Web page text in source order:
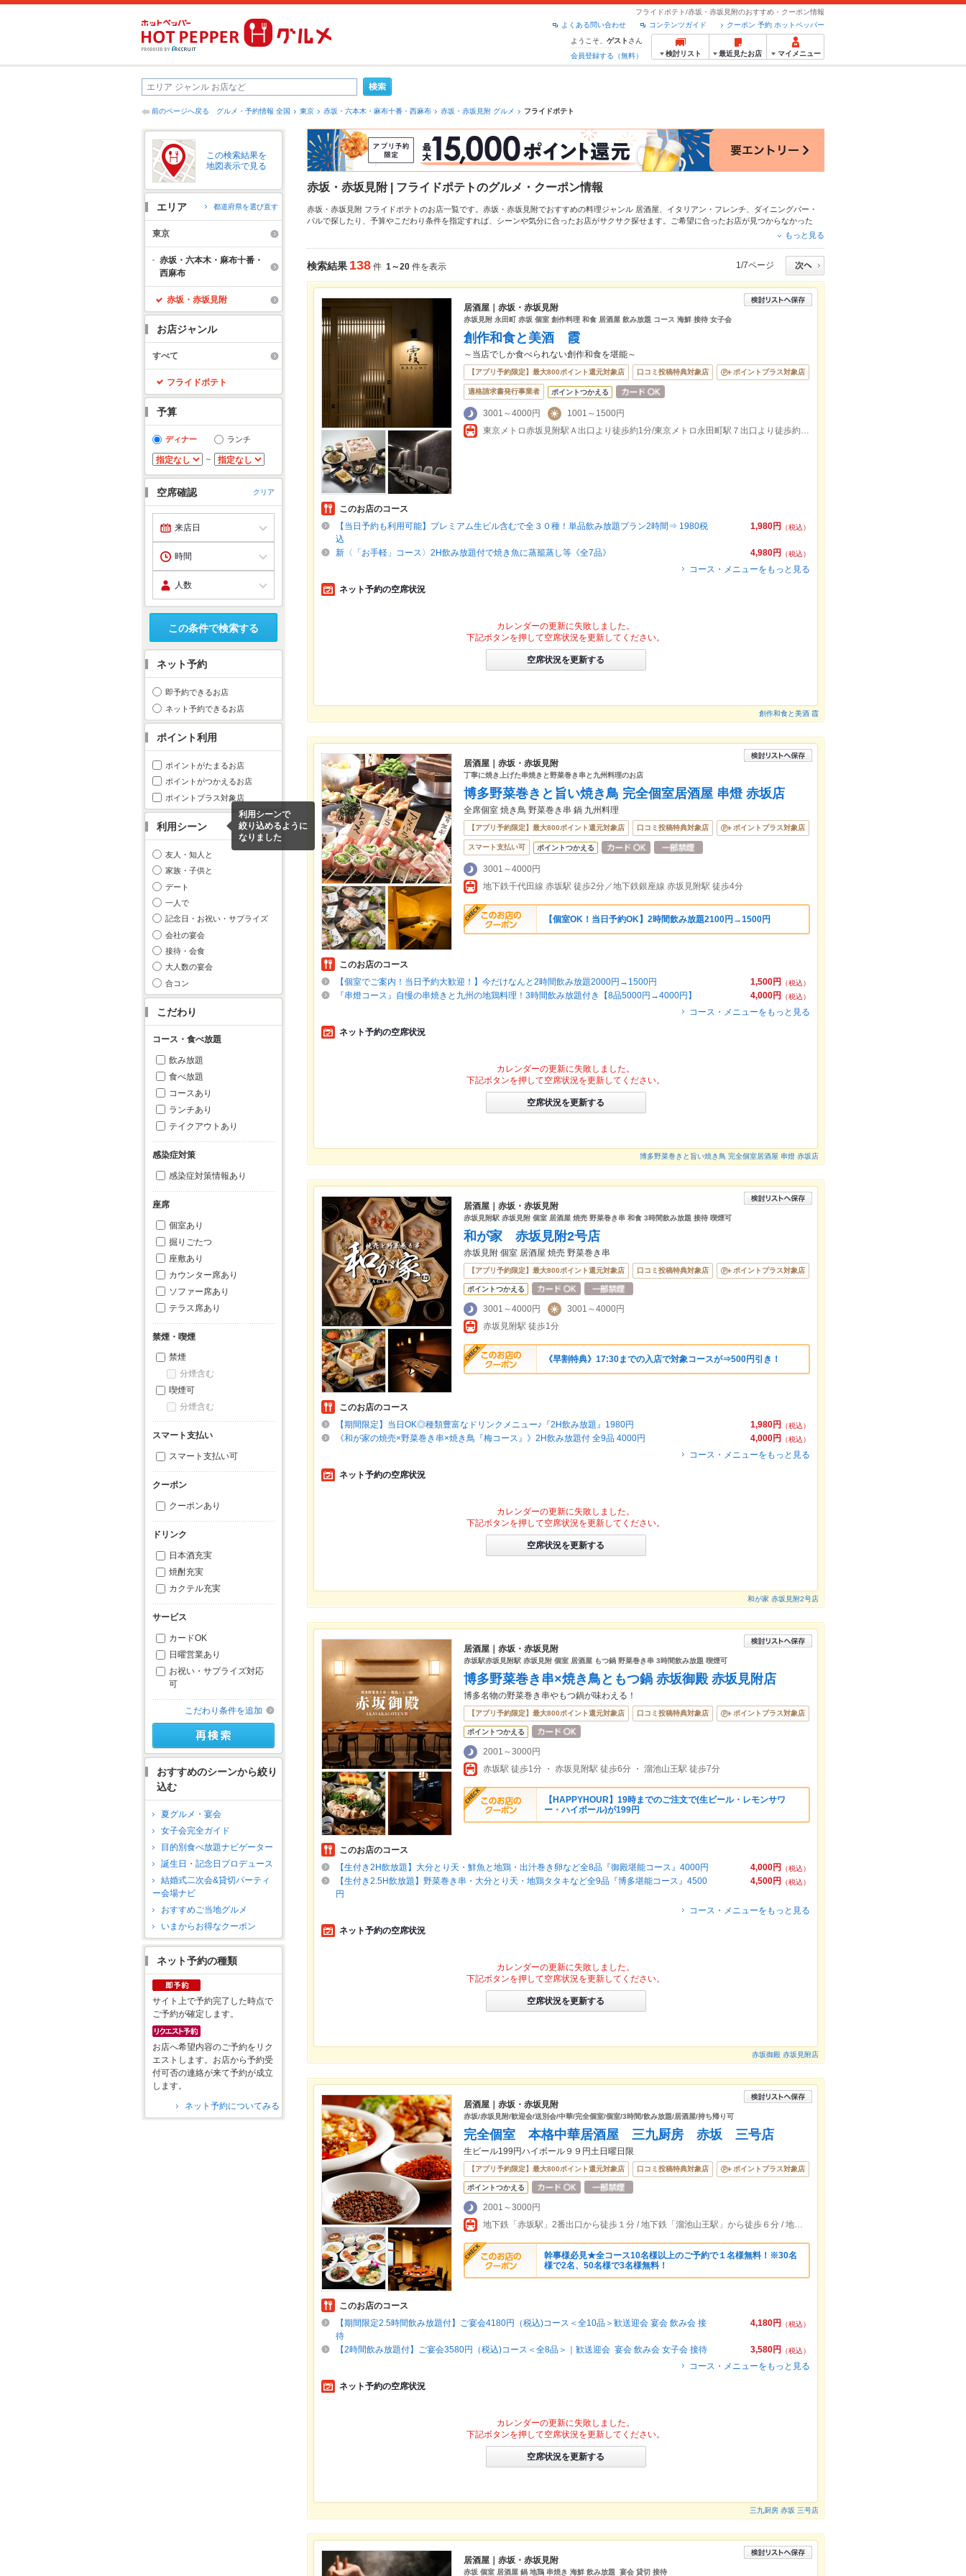
フライドポテト/赤坂・赤坂見附のおすすめ・クーポン情報
クーポン 予約 ホットペッパー
コンテンツガイド
よくある問い合わせ
ようこそ、 ゲスト さん
会員登録する（無料）
検討リスト 最近見たお店 マイメニュー
前のページへ戻る グルメ・予約情報 全国 東京 赤坂・六本木・麻布十番・西麻布 赤坂・赤坂見附 グルメ フライドポテト
この検索結果を
地図表示で見る
エリア 都道府県を選び直す
東京
赤坂・六本木・麻布十番・
西麻布
赤坂・赤坂見附
お店ジャンル
すべて
フライドポテト
予算
ディナー ランチ
～
空席確認 クリア
この条件で検索する
ネット予約
即予約できるお店
ネット予約できるお店
ポイント利用
ポイントがたまるお店
ポイントがつかえるお店
ポイントプラス対象店
利用シーン
利用シーンで
絞り込めるように
なりました
友人・知人と
家族・子供と
デート
一人で
記念日・お祝い・サプライズ
会社の宴会
接待・会食
大人数の宴会
合コン
こだわり
コース・食べ放題
飲み放題
食べ放題
コースあり
ランチあり
テイクアウトあり
感染症対策
感染症対策情報あり
座席
個室あり
掘りごたつ
座敷あり
カウンター席あり
ソファー席あり
テラス席あり
禁煙・喫煙
禁煙
分煙含む
喫煙可
分煙含む
スマート支払い
スマート支払い可
クーポン
クーポンあり
ドリンク
日本酒充実
焼酎充実
カクテル充実
サービス
カードOK
日曜営業あり
お祝い・サプライズ対応
可
こだわり条件を追加
おすすめのシーンから絞り
込む
夏グルメ・宴会
女子会完全ガイド
目的別食べ放題ナビゲーター
誕生日・記念日プロデュース
結婚式二次会&貸切パーティ
ー会場ナビ
おすすめご当地グルメ
いまからお得なクーポン
ネット予約の種類
サイト上で予約完了した時点で
ご予約が確定します。
お店へ希望内容のご予約をリク
エストします。お店から予約受
付可否の連絡が来て予約が成立
します。
ネット予約についてみる
赤坂・赤坂見附 | フライドポテトのグルメ・クーポン情報
赤坂・赤坂見附 フライドポテトのお店一覧です。赤坂・赤坂見附でおすすめの料理ジャンル 居酒屋 イタリアン・フレンチ
ダイニングバー・
バルで探したり、予算やこだわり条件を指定すれば、シーンや気分に合ったお店がサクサク探せます。ご希望に合ったお店が見つからなかった
もチェックしてみてください。ホットペッパーグルメなら、お得なクーポンはもちろん、こ
ット予約が使えるお店も拡大中です。友達どうしの飲み会にも、会社の宴会にも、デートやパーティーにもお得に便利にホットペッパーグルメを
ご利用ください。
もっと見る
検索結果 138 件 1～20 件を表示 1/7ページ
居酒屋｜赤坂・赤坂見附
赤坂見附 永田町 赤坂 個室 創作料理 和食 居酒屋 飲み放題 コース 海鮮 接待 女子会
創作和食と美酒 霞
～当店でしか食べられない創作和食を堪能～
【アプリ予約限定】最大800ポイント還元対象店 口コミ投稿特典対象店 ポイントプラス対象店
適格請求書発行事業者 ポイントつかえる
3001～4000円
1001～1500円
東京メトロ赤坂見附駅Ａ出口より徒歩約1分/東京メトロ永田町駅７出口より徒歩約4分
このお店のコース
1,980円
（税込）
【当日予約も利用可能】プレミアム生ビル含むで全３０種！単品飲み放題プラン2時間⇒ 1980税
込
4,980円
（税込）
新〈「お手軽」コース〉2H飲み放題付で焼き魚に蒸籠蒸し等《全7品》
コース・メニューをもっと見る
ネット予約の空席状況
カレンダーの更新に失敗しました。
下記ボタンを押して空席状況を更新してください。
空席状況を更新する
創作和食と美酒 霞
居酒屋｜赤坂・赤坂見附
丁寧に焼き上げた串焼きと野菜巻き串と九州料理のお店
博多野菜巻きと旨い焼き鳥 完全個室居酒屋 串燈 赤坂店
全席個室 焼き鳥 野菜巻き串 鍋 九州料理
【アプリ予約限定】最大800ポイント還元対象店 口コミ投稿特典対象店 ポイントプラス対象店
スマート支払い可 ポイントつかえる
3001～4000円
地下鉄千代田線 赤坂駅 徒歩2分／地下鉄銀座線 赤坂見附駅 徒歩4分
【個室OK！当日予約OK】2時間飲み放題2100円→1500円
このお店のコース
1,500円
（税込）
【個室でご案内！当日予約大歓迎！】今だけなんと2時間飲み放題2000円→1500円
4,000円
（税込）
『串燈コース』自慢の串焼きと九州の地鶏料理！3時間飲み放題付き【8品5000円→4000円】
コース・メニューをもっと見る
ネット予約の空席状況
カレンダーの更新に失敗しました。
下記ボタンを押して空席状況を更新してください。
空席状況を更新する
博多野菜巻きと旨い焼き鳥 完全個室居酒屋 串燈 赤坂店
居酒屋｜赤坂・赤坂見附
赤坂見附駅 赤坂見附 個室 居酒屋 焼売 野菜巻き串 和食 3時間飲み放題 接待 喫煙可
和が家 赤坂見附2号店
赤坂見附 個室 居酒屋 焼売 野菜巻き串
【アプリ予約限定】最大800ポイント還元対象店 口コミ投稿特典対象店 ポイントプラス対象店
ポイントつかえる
3001～4000円
3001～4000円
赤坂見附駅 徒歩1分
《早割特典》17:30までの入店で対象コースが⇒500円引き！
このお店のコース
1,980円
（税込）
【期間限定】当日OK◎種類豊富なドリンクメニュー♪『2H飲み放題』1980円
4,000円
（税込）
《和が家の焼売×野菜巻き串×焼き鳥『梅コース』》2H飲み放題付 全9品 4000円
コース・メニューをもっと見る
ネット予約の空席状況
カレンダーの更新に失敗しました。
下記ボタンを押して空席状況を更新してください。
空席状況を更新する
和が家 赤坂見附2号店
居酒屋｜赤坂・赤坂見附
赤坂駅赤坂見附駅 赤坂見附 個室 居酒屋 もつ鍋 野菜巻き串 3時間飲み放題 喫煙可
博多野菜巻き串×焼き鳥ともつ鍋 赤坂御殿 赤坂見附店
博多名物の野菜巻き串やもつ鍋が味わえる！
【アプリ予約限定】最大800ポイント還元対象店 口コミ投稿特典対象店 ポイントプラス対象店
ポイントつかえる
2001～3000円
赤坂駅 徒歩1分 ・ 赤坂見附駅 徒歩6分 ・ 溜池山王駅 徒歩7分
【HAPPYHOUR】19時までのご注文で(生ビール・レモンサワ
ー・ハイボール)が199円
このお店のコース
4,000円
（税込）
【生付き2H飲放題】大分とり天・鮮魚と地鶏・出汁巻き卵など全8品『御殿堪能コース』4000円
4,500円
（税込）
【生付き2.5H飲放題】野菜巻き串・大分とり天・地鶏タタキなど全9品『博多堪能コース』4500
円
コース・メニューをもっと見る
ネット予約の空席状況
カレンダーの更新に失敗しました。
下記ボタンを押して空席状況を更新してください。
空席状況を更新する
赤坂御殿 赤坂見附店
居酒屋｜赤坂・赤坂見附
赤坂/赤坂見附/歓迎会/送別会/中華/完全個室/個室/3時間/飲み放題/居酒屋/持ち帰り可
完全個室 本格中華居酒屋 三九厨房 赤坂 三号店
生ビール199円ハイボール９９円土日曜日限
【アプリ予約限定】最大800ポイント還元対象店 口コミ投稿特典対象店 ポイントプラス対象店
ポイントつかえる
2001～3000円
地下鉄「赤坂駅」2番出口から徒歩１分 / 地下鉄「溜池山王駅」から徒歩６分 / 地下鉄「赤坂見附駅」から徒歩６分
幹事様必見★全コース10名様以上のご予約で１名様無料！※30名
様で2名、50名様で3名様無料！
このお店のコース
4,180円
（税込）
【期間限定2.5時間飲み放題付】ご宴会4180円（税込)コース＜全10品＞歓送迎会 宴会 飲み会 接
待
3,580円
（税込）
【2時間飲み放題付】ご宴会3580円（税込)コース＜全8品＞｜歓送迎会 宴会 飲み会 女子会 接待
コース・メニューをもっと見る
ネット予約の空席状況
カレンダーの更新に失敗しました。
下記ボタンを押して空席状況を更新してください。
空席状況を更新する
三九厨房 赤坂 三号店
居酒屋｜赤坂・赤坂見附
赤坂 個室 居酒屋 鍋 地鶏 串焼き 海鮮 飲み放題 宴会 貸切 接待